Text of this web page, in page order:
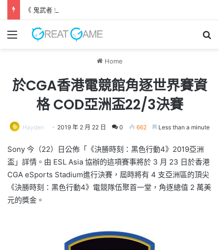
《 鬼武者 劍之道 》 實機試玩報告 源義經將是事件的起源！？
Menu
Home
於CGA香港電競館角逐世界賽資
格 COD亞洲盃22/3決賽
Hayden 2019 年 2 月 22 日 0 662 Less than a minute
Sony 今（22）日公佈「《決勝時刻：黑色行動4》2019亞洲
盃」詳情。由 ESL Asia 協辦的這項賽事將於 3 月 23 日於香港
CGA eSports Stadium進行決賽，屆時將有 4 支亞洲區的頂尖
《決勝時刻：黑色行動4》電競隊伍聚首一堂，角逐總值 2 萬美
元的獎金。